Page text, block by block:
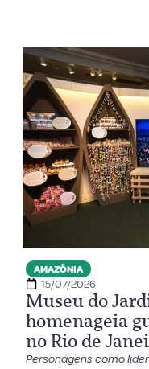
AMAZÔNIA
15/07/2026
Museu do
homenageia
no Rio de
Personagens como